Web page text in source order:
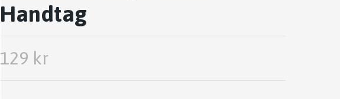
Handtag
129 kr